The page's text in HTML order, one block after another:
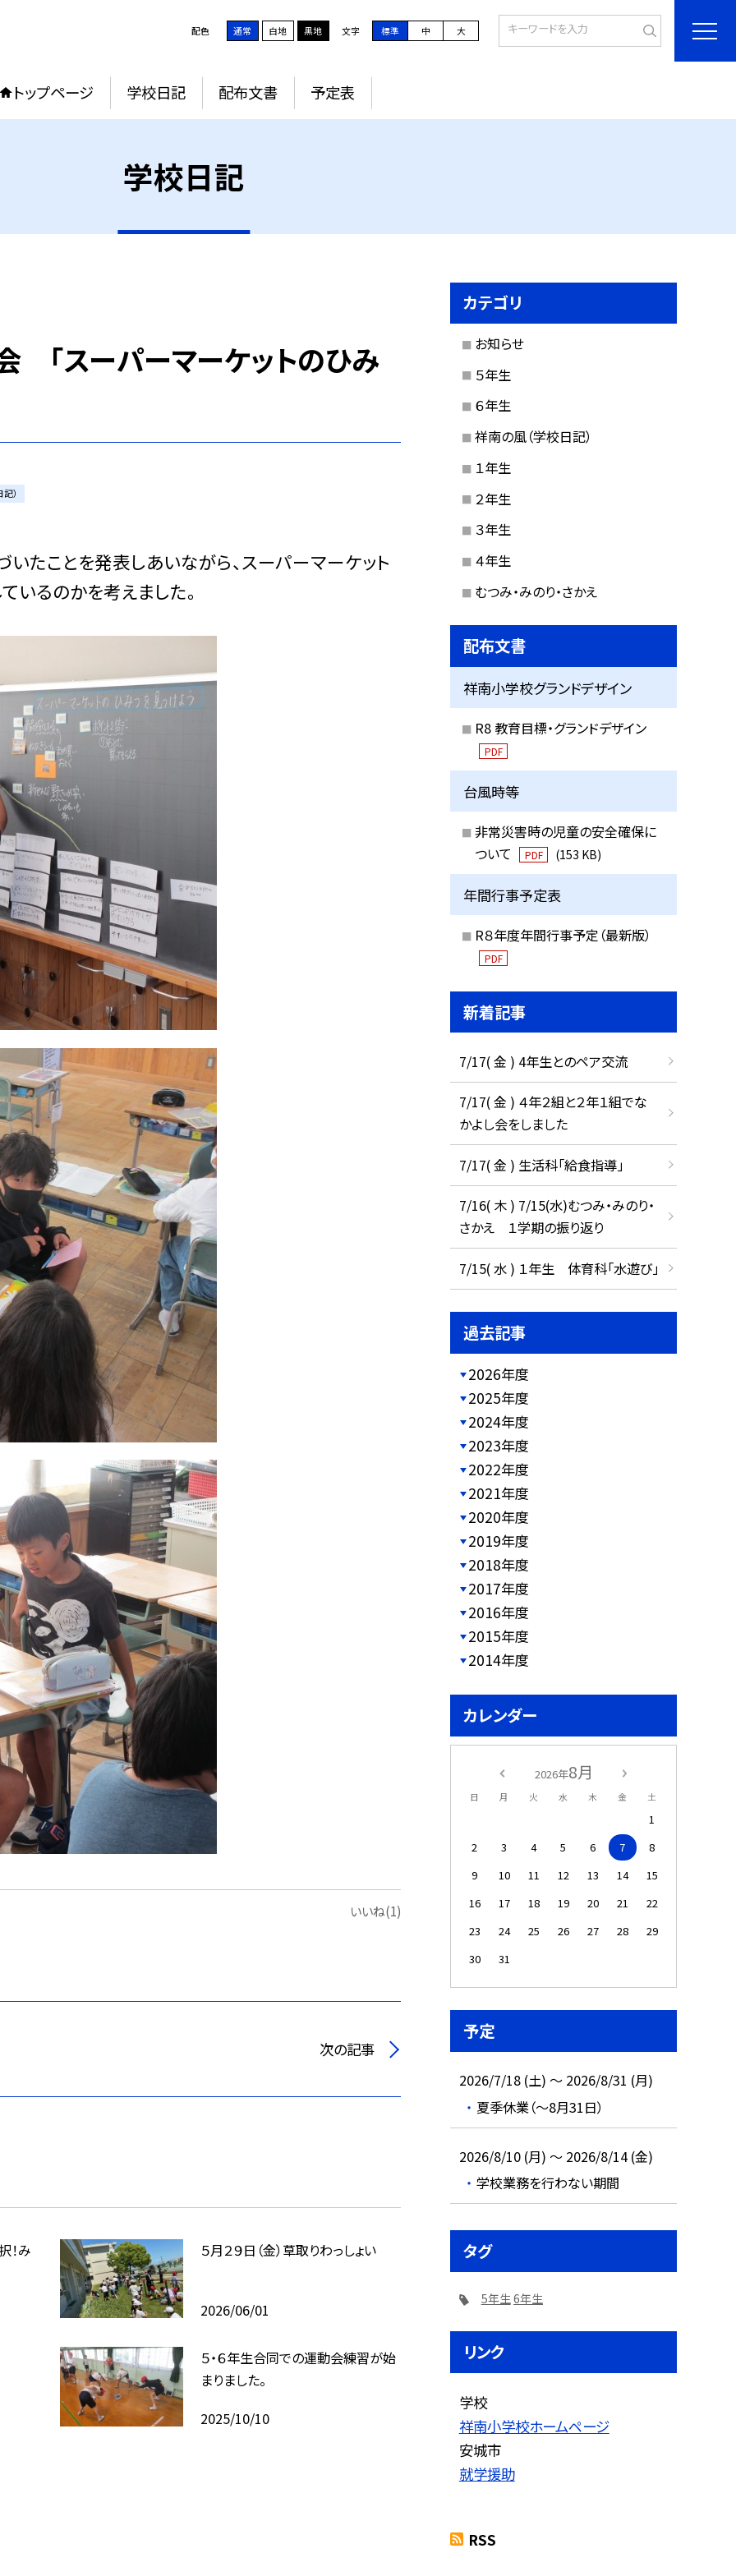
配色 通常 白地 黒地 文字 標準 中 大
トップページ 学校日記 配布文書 予定表
学校日記
「スーパーマーケットのひみ
）
たことを発表しあいながら、スーパーマーケット
いるのかを考えました。
いいね(1)
次の記事
！み ５月２９日（金）草取りわっしょい
2026/06/01
５・６年生合同での運動会練習が始
まりました。
2025/10/10
カテゴリ
お知らせ
５年生
６年生
祥南の風（学校日記）
１年生
２年生
３年生
４年生
むつみ・みのり・さかえ
配布文書
祥南小学校グランドデザイン
R8 教育目標・グランドデザイン
PDF
台風時等
非常災害時の児童の安全確保に
ついて
PDF (153 KB)
年間行事予定表
R８年度年間行事予定（最新版）
PDF
新着記事
7/17( 金 ) 4年生とのペア交流
7/17( 金 ) ４年２組と２年１組でな
かよし会をしました
7/17( 金 ) 生活科「給食指導」
7/16( 木 ) 7/15(水)むつみ・みのり・
さかえ １学期の振り返り
7/15( 水 ) １年生 体育科「水遊び」
過去記事
2026年度
2025年度
2024年度
2023年度
2022年度
2021年度
2020年度
2019年度
2018年度
2017年度
2016年度
2015年度
2014年度
カレンダー
2026年8月
日 月 火 水 木 金 土
1
2
3 4 5 6 7
8
9
10 11 12 13 14
15
16
17 18 19 20 21
22
23
24 25 26 27 28
29
30
31
予定
2026/7/18 (土) ～ 2026/8/31 (月)
夏季休業（～8月31日）
2026/8/10 (月) ～ 2026/8/14 (金)
学校業務を行わない期間
タグ
5年生6年生
リンク
学校
祥南小学校ホームページ
安城市
就学援助
RSS